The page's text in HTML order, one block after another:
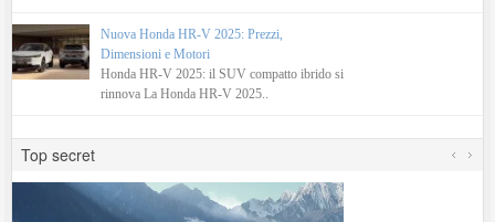
Nuova Honda HR-V 2025: Prezzi,
Dimensioni e Motori
Honda HR-V 2025: il SUV compatto ibrido si
rinnova La Honda HR-V 2025..
Top secret